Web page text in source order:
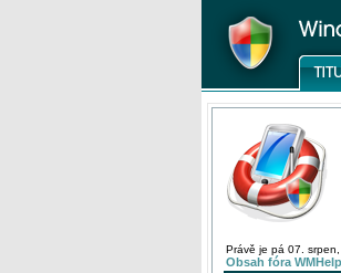
Právě je pá 07.
Obsah fóra